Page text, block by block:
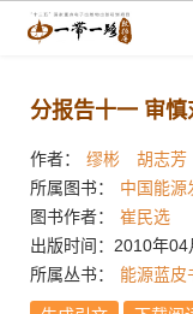
分报告十一 审慎
作者： 缪彬 胡志芳
所属图书：
中国能源
图书作者：
崔民选
出版时间：2010年04
所属丛书：
能源蓝皮